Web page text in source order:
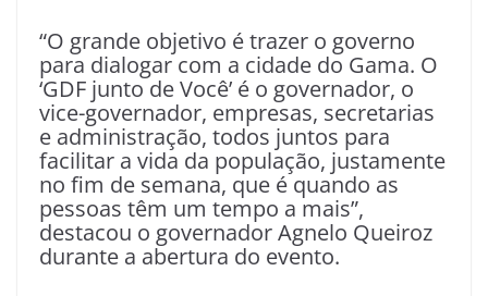
“O grande objetivo é trazer o governo
para dialogar com a cidade do Gama. O
‘GDF junto de Você’ é o governador, o
vice-governador, empresas, secretarias
e administração, todos juntos para
facilitar a vida da população, justamente
no fim de semana, que é quando as
pessoas têm um tempo a mais”,
destacou o governador Agnelo Queiroz
durante a abertura do evento.